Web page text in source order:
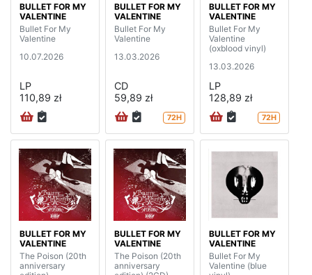
BULLET FOR MY
VALENTINE
Bullet For My
Valentine
10.07.2026
LP
110,89 zł
BULLET FOR MY
VALENTINE
Bullet For My
Valentine
13.03.2026
CD
59,89 zł
72H
BULLET FOR MY
VALENTINE
Bullet For My
Valentine
(oxblood vinyl)
13.03.2026
LP
128,89 zł
72H
BULLET FOR MY
VALENTINE
The Poison (20th
anniversary
BULLET FOR MY
VALENTINE
The Poison (20th
anniversary
BULLET FOR MY
VALENTINE
Bullet For My
Valentine (blue